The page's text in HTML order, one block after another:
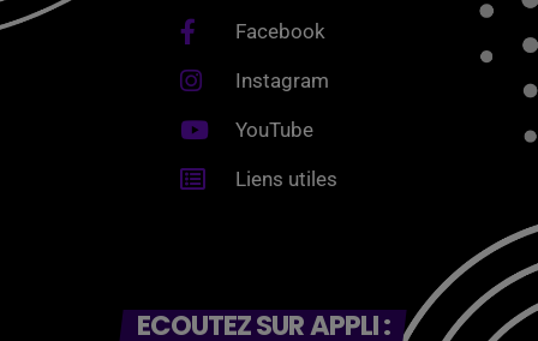
Facebook
Instagram
YouTube
Liens utiles
ECOUTEZ SUR APPLI :